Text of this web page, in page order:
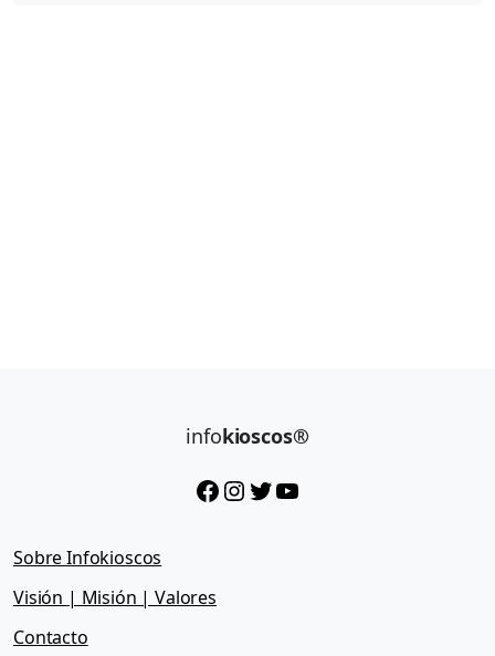
infokioscos®
Facebook InstagramTwitter YouTube
Sobre Infokioscos
Visión | Misión | Valores
Contacto